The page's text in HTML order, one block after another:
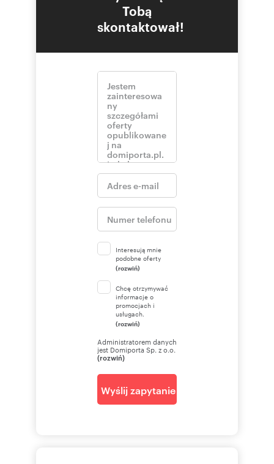
Tobą
skontaktował!
Interesują mnie
podobne oferty
(rozwiń)
Chcę otrzymywać
informacje o
promocjach i
usługach.
(rozwiń)
Administratorem danych
jest Domiporta Sp. z o.o.
(rozwiń)
Wyślij zapytanie